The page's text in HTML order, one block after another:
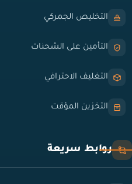
التخليص الجمركي
التأمين على الشحنات
التغليف الاحترافي
التخزين المؤقت
روابط سريعة